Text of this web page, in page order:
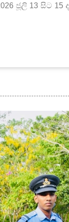
ජූලි 13 සිට